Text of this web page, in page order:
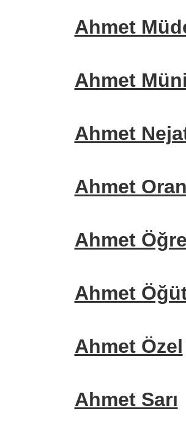
Ahmet
Ahmet
Ahmet
Ahmet Oran
Ahmet
Ahmet
Ahmet Özel
Ahmet Sarı